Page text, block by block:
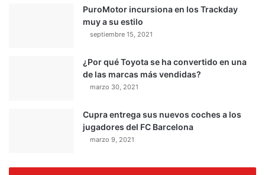
PuroMotor incursiona en los Trackday
muy a su estilo
septiembre 15, 2021
¿Por qué Toyota se ha convertido en una
de las marcas más vendidas?
marzo 30, 2021
Cupra entrega sus nuevos coches a los
jugadores del FC Barcelona
marzo 9, 2021